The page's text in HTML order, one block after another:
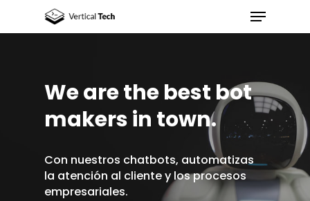
Hit enter to search or ESC to close
We are the best bot
makers in town.
Con nuestros chatbots, automatizas
la atención al cliente y los procesos
empresariales.